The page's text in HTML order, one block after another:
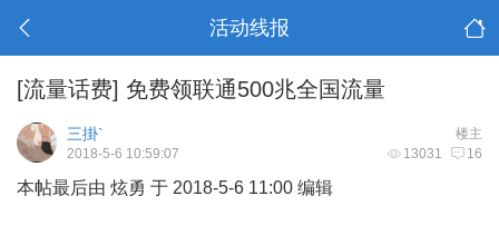
活动线报
[流量话费] 免费领联通500兆全国流量
楼主
三掛`
13031 16
2018-5-6 10:59:07
本帖最后由 炫勇 于 2018-5-6 11:00 编辑